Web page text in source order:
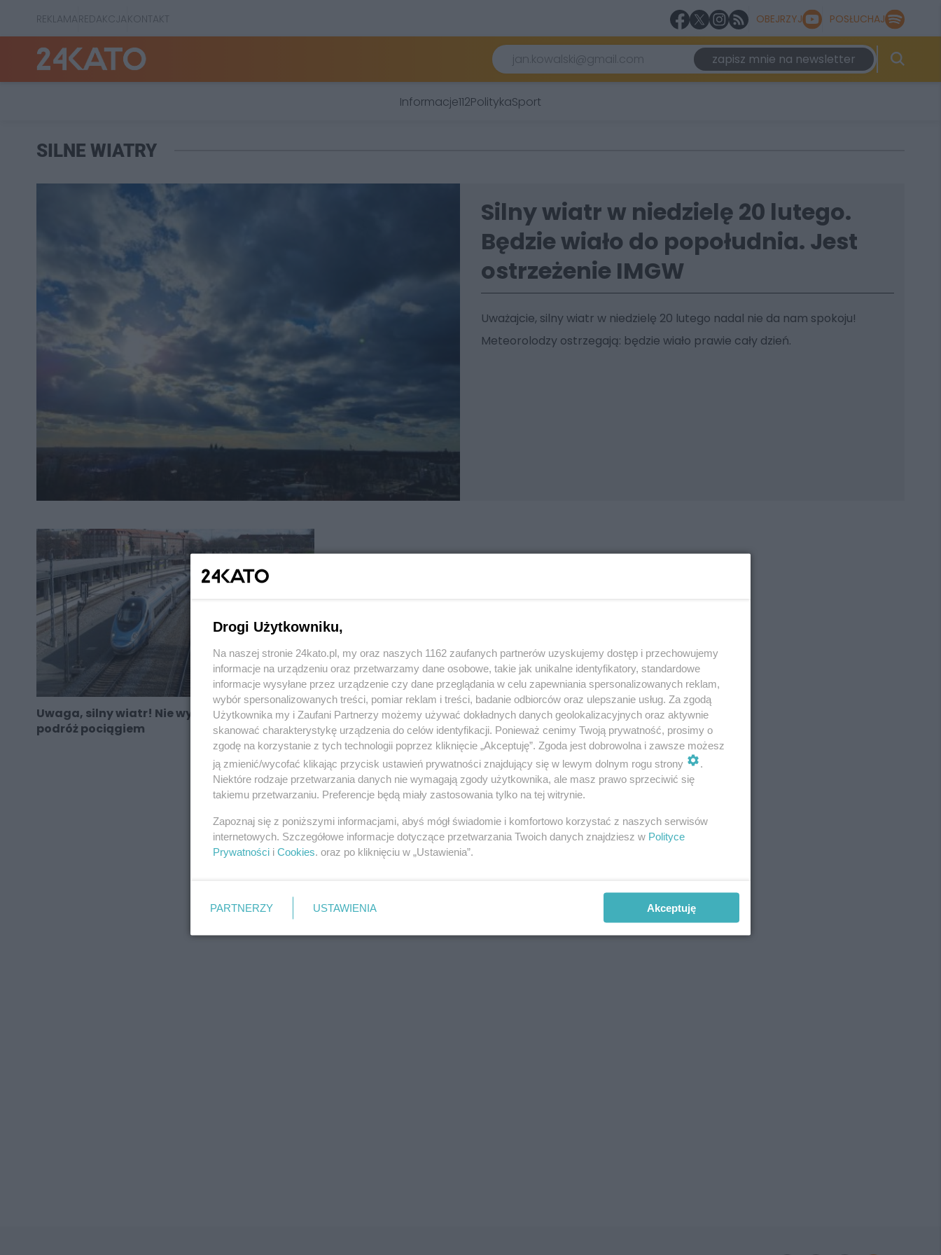
REKLAMAREDAKCJAKONTAKT OBEJRZYJ POSŁUCHAJ
zapisz mnie na newsletter
Informacje112PolitykaSport
SILNE WIATRY
Silny wiatr w niedzielę 20 lutego.
Będzie wiało do popołudnia. Jest
ostrzeżenie IMGW
Uważajcie, silny wiatr w niedzielę 20 lutego nadal nie da nam spokoju!
Meteorolodzy ostrzegają: będzie wiało prawie cały dzień.
Uwaga, silny wiatr! Nie wybierajcie się w
podróż pociągiem
REKLAMA
REKLAMA
Drogi Użytkowniku,
Na naszej stronie 24kato.pl, my oraz naszych 1162 zaufanych partnerów uzyskujemy dostęp i przechowujemy
informacje na urządzeniu oraz przetwarzamy dane osobowe, takie jak unikalne identyfikatory, standardowe
informacje wysyłane przez urządzenie czy dane przeglądania w celu zapewniania spersonalizowanych reklam,
wybór spersonalizowanych treści, pomiar reklam i treści, badanie odbiorców oraz ulepszanie usług. Za zgodą
Użytkownika my i Zaufani Partnerzy możemy używać dokładnych danych geolokalizacyjnych oraz aktywnie
skanować charakterystykę urządzenia do celów identyfikacji. Ponieważ cenimy Twoją prywatność, prosimy o
zgodę na korzystanie z tych technologii poprzez kliknięcie „Akceptuję”. Zgoda jest dobrowolna i zawsze możesz
ją zmienić/wycofać klikając przycisk ustawień prywatności znajdujący się w lewym dolnym rogu strony
.
Niektóre rodzaje przetwarzania danych nie wymagają zgody użytkownika, ale masz prawo sprzeciwić się
takiemu przetwarzaniu. Preferencje będą miały zastosowania tylko na tej witrynie.
Zapoznaj się z poniższymi informacjami, abyś mógł świadomie i komfortowo korzystać z naszych serwisów
internetowych. Szczegółowe informacje dotyczące przetwarzania Twoich danych znajdziesz w Polityce
Prywatności i Cookies. oraz po kliknięciu w „Ustawienia”.
PARTNERZY USTAWIENIA Akceptuję